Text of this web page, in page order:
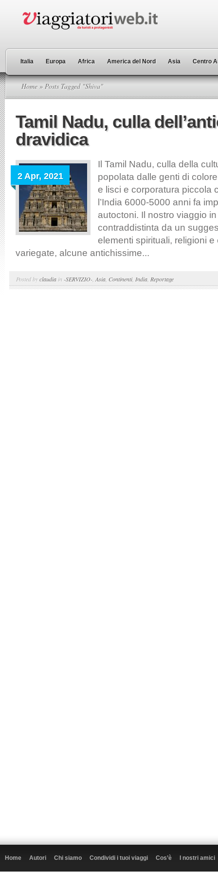
Italia Europa Africa America del Nord Asia Centro
Home » Posts Tagged "Shiva"
Tamil Nadu, culla
dravidica
2 Apr, 2021
Il Tamil Nadu, culla della
popolata dalle genti di
e lisci e corporatura piccola
l’India 6000-5000 anni fa
autoctoni. Il nostro viaggio
contraddistinta da un
elementi spirituali, religioni
variegate, alcune antichissime...
Posted byclaudia in -SERVIZIO- Asia Continenti, India Reportage
Home Autori Chi siamo Condividi i tuoi viaggi Cos’è I nostri amici